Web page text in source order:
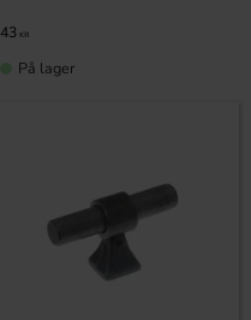
43 KR
På lager